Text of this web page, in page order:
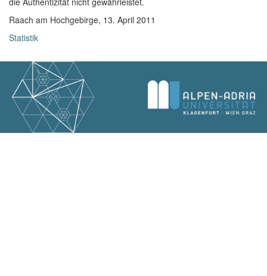
Raach am Hochgebirge, 13. April 2011
Statistik